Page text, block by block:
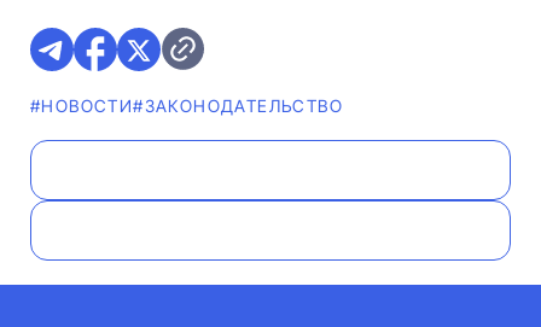
#НОВОСТИ#ЗАКОНОДАТЕЛЬСТВО